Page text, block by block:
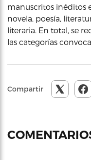
manuscritos inéditos
novela, poesía,
literaria. En total, se
las categorías
Compartir